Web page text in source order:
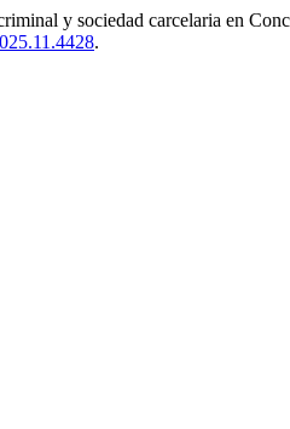
y sociedad carcelaria en
.